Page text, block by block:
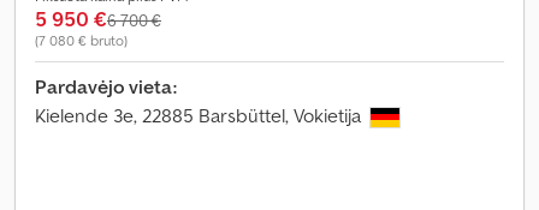
5 950 €6 700 €
(7 080 € bruto)
Pardavėjo vieta:
Kielende 3e, 22885 Barsbüttel, Vokietija